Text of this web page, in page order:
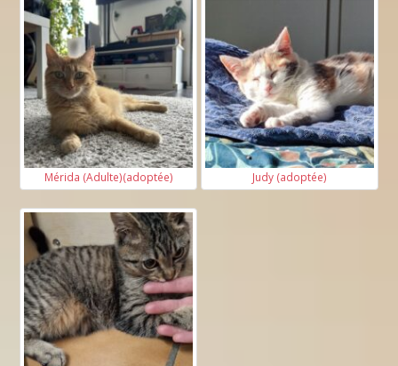
Mérida (Adulte)(adoptée) Judy (adoptée)